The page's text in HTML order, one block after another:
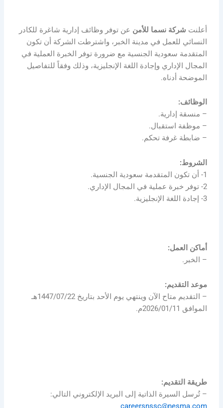
أعلنت شركة نسما للأمن عن توفر وظائف إدارية شاغرة للكادر
النسائي للعمل في مدينة الخبر، واشترطت الشركة أن تكون
المتقدمة سعودية الجنسية مع ضرورة توفر الخبرة العملية في
المجال الإداري وإجادة اللغة الإنجليزية، وذلك وفقاً للتفاصيل
الموضحة أدناه.
الوظائف:
– منسقة إدارية.
– موظفة استقبال.
– ضابطة غرفة تحكم.
الشروط:
1- أن تكون المتقدمة سعودية الجنسية.
2- توفر خبرة عملية في المجال الإداري.
3- إجادة اللغة الإنجليزية.
أماكن العمل:
– الخبر.
موعد التقديم:
– التقديم متاح الآن وينتهي يوم الأحد بتاريخ 1447/07/22هـ
الموافق 2026/01/11م.
طريقة التقديم:
– تُرسل السيرة الذاتية إلى البريد الإلكتروني التالي:
careersnssc@nesma.com